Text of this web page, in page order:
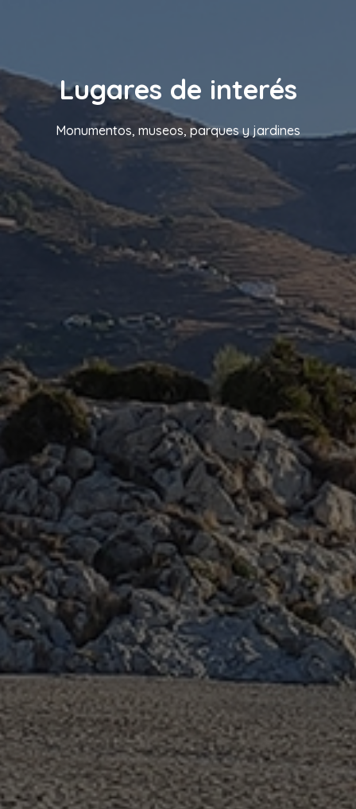
Lugares de interés
Monumentos, museos, parques y jardines